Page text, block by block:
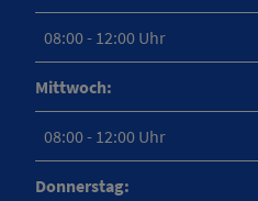
08:00 - 12:00 Uhr
Mittwoch:
08:00 - 12:00 Uhr
Donnerstag: